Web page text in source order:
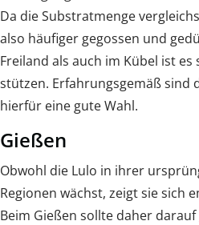
Da die Substratmenge
also häufiger gegossen und
Freiland als auch im Kübel ist es
stützen. Erfahrungsgemäß sind
hierfür eine gute Wahl.
Gießen
Obwohl die Lulo in ihrer
Regionen wächst, zeigt sie sich
Beim Gießen sollte daher